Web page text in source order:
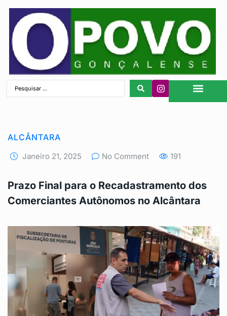
ALCÂNTARA
Janeiro 21, 2025 No Comment 191
Prazo Final para o Recadastramento dos
Comerciantes Autônomos no Alcântara